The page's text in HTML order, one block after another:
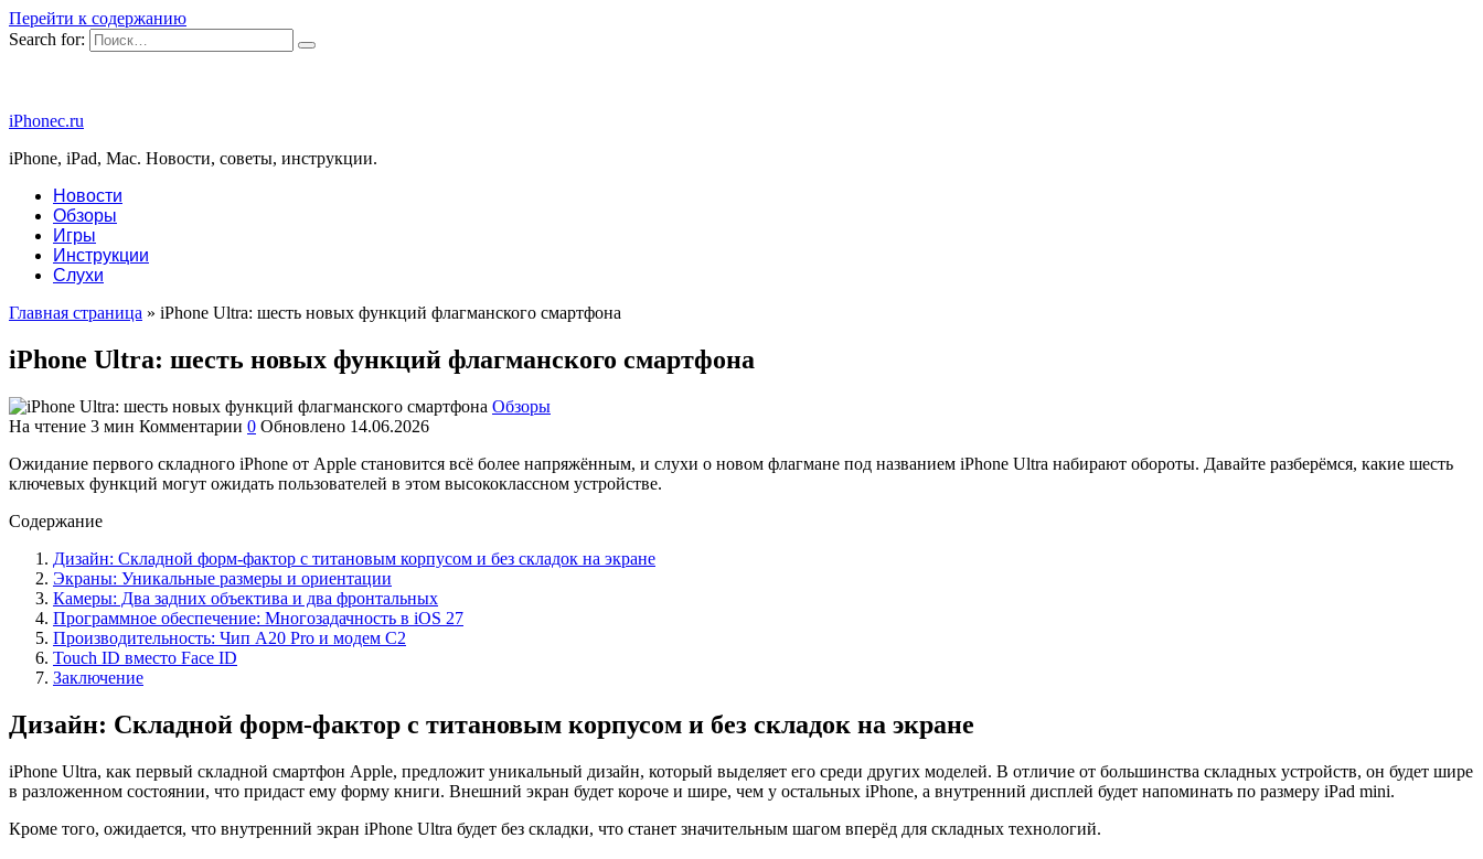
Перейти к содержанию
Search for:
iPhonec.ru
iPhone, iPad, Mac. Новости, советы, инструкции.
Новости
Обзоры
Игры
Инструкции
Слухи
Главная страница » iPhone Ultra: шесть новых функций флагманского смартфона
iPhone Ultra: шесть новых функций флагманского смартфона
Обзоры
На чтение 3 мин Комментарии 0 Обновлено 14.06.2026
Ожидание первого складного iPhone от Apple становится всё более напряжённым, и слухи о новом флагмане под названием iPhone Ultra набирают обороты. Давайте разберёмся, какие шесть
ключевых функций могут ожидать пользователей в этом высококлассном устройстве.
Содержание
Дизайн: Складной форм-фактор с титановым корпусом и без складок на экране
Экраны: Уникальные размеры и ориентации
Камеры: Два задних объектива и два фронтальных
Программное обеспечение: Многозадачность в iOS 27
Производительность: Чип A20 Pro и модем C2
Touch ID вместо Face ID
Заключение
Дизайн: Складной форм-фактор с титановым корпусом и без складок на экране
iPhone Ultra, как первый складной смартфон Apple, предложит уникальный дизайн, который выделяет его среди других моделей. В отличие от большинства складных устройств, он будет шире
в разложенном состоянии, что придаст ему форму книги. Внешний экран будет короче и шире, чем у остальных iPhone, а внутренний дисплей будет напоминать по размеру iPad mini.
Кроме того, ожидается, что внутренний экран iPhone Ultra будет без складки, что станет значительным шагом вперёд для складных технологий.